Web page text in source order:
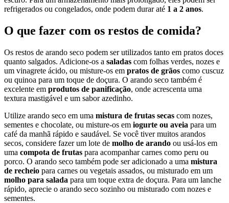
refrigerados ou congelados, onde podem durar até 1 a 2 anos.
O que fazer com os restos de comida?
Os restos de arando seco podem ser utilizados tanto em pratos doces
quanto salgados. Adicione-os a saladas com folhas verdes, nozes e
um vinagrete ácido, ou misture-os em pratos de grãos como cuscuz
ou quinoa para um toque de doçura. O arando seco também é
excelente em produtos de panificação, onde acrescenta uma
textura mastigável e um sabor azedinho.
Utilize arando seco em uma mistura de frutas secas com nozes,
sementes e chocolate, ou misture-os em iogurte ou aveia para um
café da manhã rápido e saudável. Se você tiver muitos arandos
secos, considere fazer um lote de molho de arando ou usá-los em
uma compota de frutas para acompanhar carnes como peru ou
porco. O arando seco também pode ser adicionado a uma mistura
de recheio para carnes ou vegetais assados, ou misturado em um
molho para salada para um toque extra de doçura. Para um lanche
rápido, aprecie o arando seco sozinho ou misturado com nozes e
sementes.